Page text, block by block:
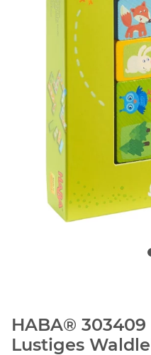
HABA®
Lustiges